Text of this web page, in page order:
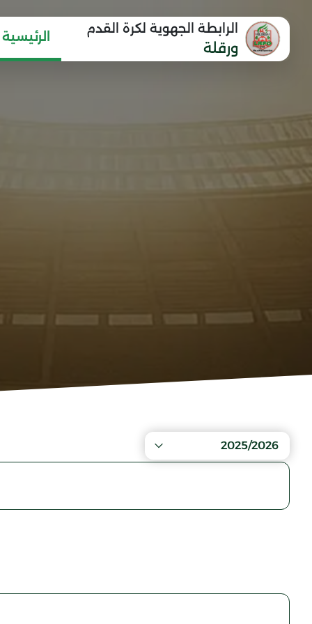
الرابطة الجهوية لكرة القدم
ورقلة
الرئيسية
2025/2026